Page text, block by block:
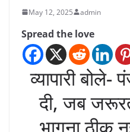
May 12, 2025 admin
Spread the love
व्यापारी बोले-
दी, जब
भागना ठीक